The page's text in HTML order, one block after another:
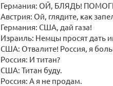
Германия: ОЙ, БЛЯДЬ!
Австрия: Ой, глядите, как
Германия: США, дай газа!
Израиль: Немцы просят дать
США: Отвалите! Россия, я
Россия: И титан?
США: Титан буду.
Россия: А я не продам.